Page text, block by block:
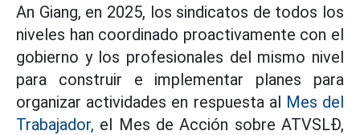
An Giang, en 2025, los sindicatos de todos los
niveles han coordinado proactivamente con el
gobierno y los profesionales del mismo nivel
para construir e implementar planes para
organizar actividades en respuesta al Mes del
Trabajador, el Mes de Acción sobre ATVSLĐ,